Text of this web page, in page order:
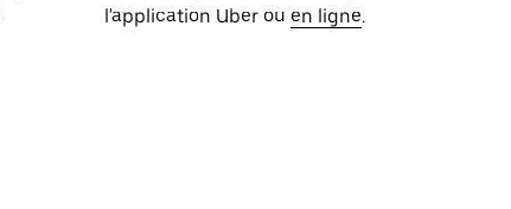
l'application Uber ou en ligne.